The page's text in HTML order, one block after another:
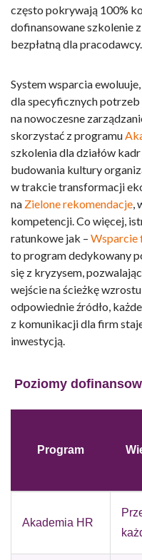
często pokrywają 100%
dofinansowane szkolenie
bezpłatną dla pracodawcy.
System wsparcia
dla specyficznych
na nowoczesne
skorzystać z programu
szkolenia dla działów
budowania kultury
w trakcie transformacji
na Zielone rekomendacje,
kompetencji. Co więcej,
ratunkowe jak – Wsparcie
to program dedykowany
się z kryzysem,
wejście na ścieżkę
odpowiednie źródło, każde
z komunikacji dla firm
inwestycją.
Poziomy
Program
Akademia HR